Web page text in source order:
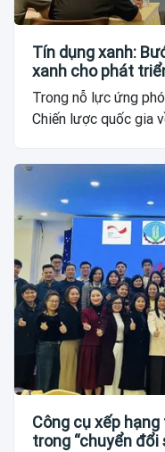
Tín dụng xanh:
xanh cho phát
Trong nỗ lực ứng
Chiến lược quốc gia
Công cụ xếp
trong “chuyển đổi